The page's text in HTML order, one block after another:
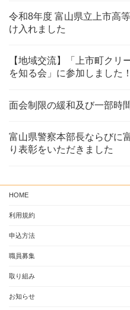
令和8年度 富山県立上市高
け入れました
【地域交流】「上市町クリ
を知る会」に参加しました！
面会制限の緩和及び一部時
富山県警察本部長ならびに
り表彰をいただきました
HOME
利用規約
申込方法
職員募集
取り組み
お知らせ